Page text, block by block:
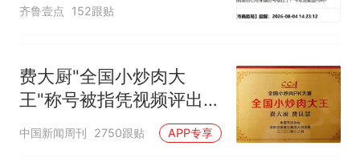
齐鲁壹点 152跟贴
费大厨"全国小炒肉大
王"称号被指凭视频评出
官方回应
中国新闻周刊 2750跟贴 APP专享